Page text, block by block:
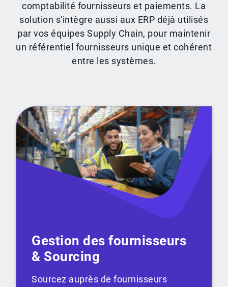
comptabilité fournisseurs et paiements. La
solution s'intègre aussi aux ERP déjà utilisés
par vos équipes Supply Chain, pour maintenir
un référentiel fournisseurs unique et cohérent
entre les systèmes.
Gestion des fournisseurs
& Sourcing
Sourcez auprès de fournisseurs